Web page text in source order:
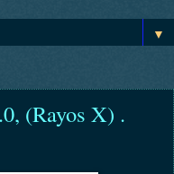
▼
(Rayos X) .